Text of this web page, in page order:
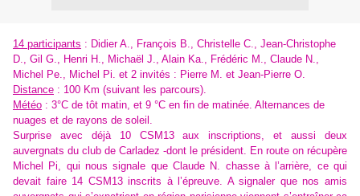
14 participants : Didier A., François B., Christelle C., Jean-Christophe
D., Gil G., Henri H., Michaël J., Alain Ka., Frédéric M., Claude N.,
Michel Pe., Michel Pi. et 2 invités : Pierre M. et Jean-Pierre O.
Distance : 100 Km (suivant les parcours).
Météo : 3°C de tôt matin, et 9 °C en fin de matinée. Alternances de
nuages et de rayons de soleil.
Surprise avec déjà 10 CSM13 aux inscriptions, et aussi deux
auvergnats du club de Carladez -dont le président. En route on récupère
Michel Pi, qui nous signale que Claude N. chasse à l’arrière, ce qui
devait faire 14 CSM13 inscrits à l’épreuve. A signaler que nos amis